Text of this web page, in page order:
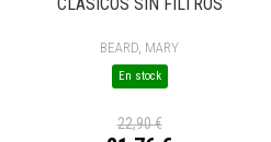
BEARD, MARY
En stock
22,90 €